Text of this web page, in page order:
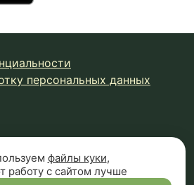
персональных данных
торговая марка.
с сайта запрещено.
файлы куки,
работу с сайтом лучше